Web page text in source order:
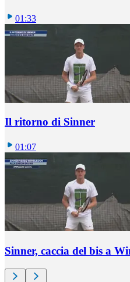
01:33
Il ritorno di Sinner
01:07
Sinner, caccia del bis a